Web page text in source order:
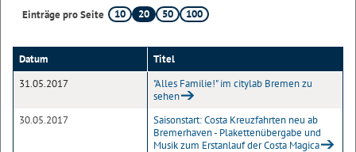
Einträge pro Seite
10 20 50 100
Datum
Titel
31.05.2017
"Alles Familie!" im citylab Bremen zu
sehen
30.05.2017
Saisonstart: Costa Kreuzfahrten neu ab
Bremerhaven - Plakettenübergabe und
Musik zum Erstanlauf der Costa Magica